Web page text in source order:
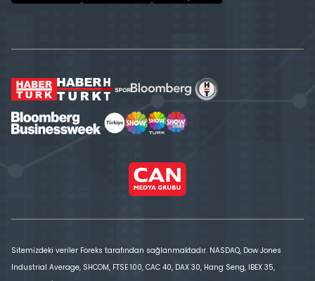
Sitemizdeki veriler Foreks tarafından sağlanmaktadır. NASDAQ, Dow Jones
Industrial Average, SHCOM, FTSE 100, CAC 40, DAX 30, Hang Seng, IBEX 35,